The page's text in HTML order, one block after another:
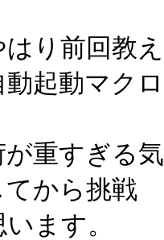
り前回教
起動マク
重すぎる
から挑戦
ます。